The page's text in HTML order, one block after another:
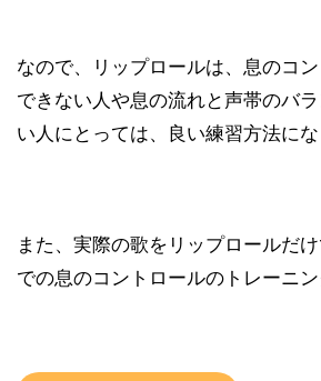
なので、リップロールは、息のコ
できない人や息の流れと声帯のバ
い人にとっては、良い練習方法にな
また、実際の歌をリップロールだ
での息のコントロールのトレーニン